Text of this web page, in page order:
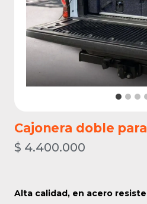
Cajonera doble
$ 4.400.000
Alta calidad, en acero